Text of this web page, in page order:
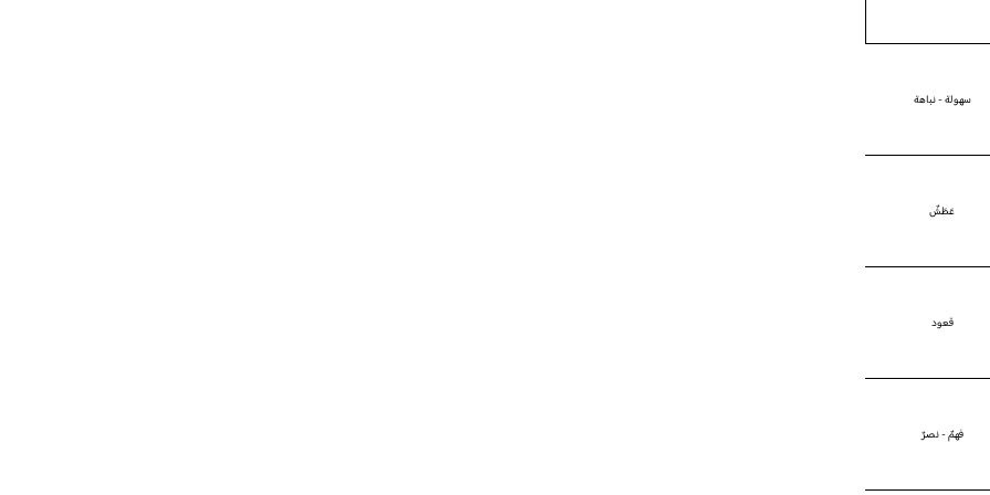
سهولة - نباهة
عَطَشٌ
قعود
فهمٌ - نصرٌ